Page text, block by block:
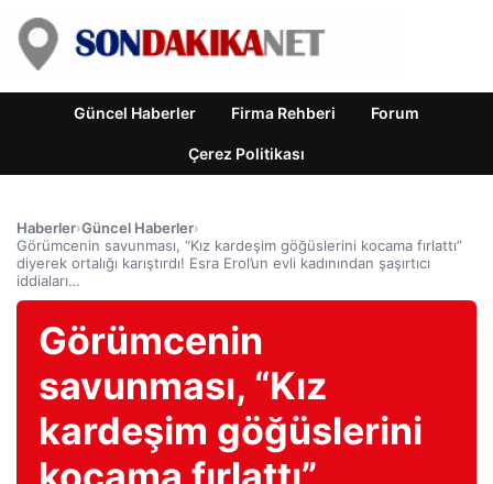
Güncel Haberler Firma Rehberi Forum
Çerez Politikası
Haberler›Güncel Haberler›
Görümcenin savunması, “Kız kardeşim göğüslerini kocama fırlattı”
diyerek ortalığı karıştırdı! Esra Erol’un evli kadınından şaşırtıcı
iddiaları…
Görümcenin
savunması, “Kız
kardeşim göğüslerini